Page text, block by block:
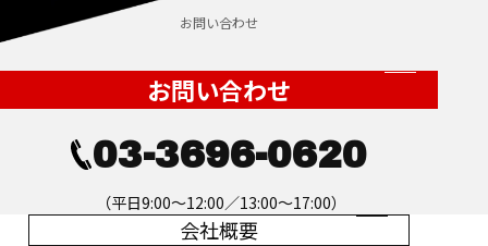
お問い合わせ
お問い合わせ
03-3696-0620
（平日9:00～12:00／13:00～17:00）
会社概要